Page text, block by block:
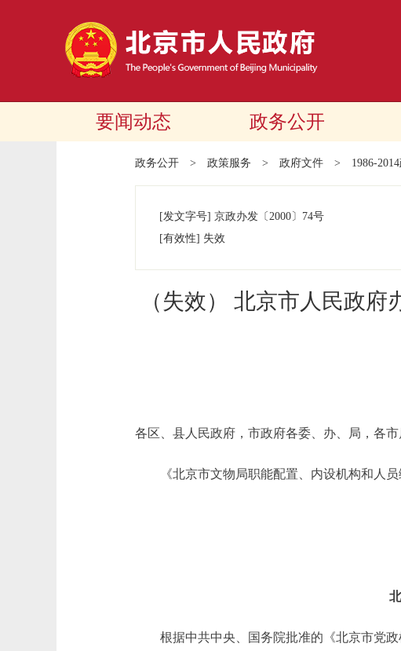
要闻动态 政务公开
政务公开 > 政策服务 > 政府文件 > 1986-
[发文字号] 京政办发 〔2000〕 74号
[有效性] 失效
（失效） 北京市人民政
各区、县人民政府，市政府各委、办、局，各市
《北京市文物局职能配置、内设机构和人员
根据中共中央、国务院批准的《北京市党政